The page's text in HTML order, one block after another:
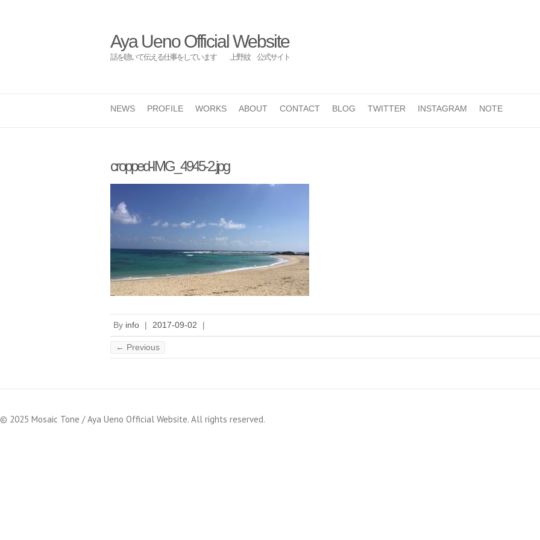
Aya Ueno Official Website
話を聴いて伝える仕事をしています 上野 紋 公式サイト
NEWS PROFILE WORKS ABOUT CONTACT BLOG TWITTER INSTAGRAM NOTE
cropped-IMG_4945-2.jpg
By info | 2017-09-02 |
← Previous
© 2025 Mosaic Tone / Aya Ueno Official Website. All rights reserved.